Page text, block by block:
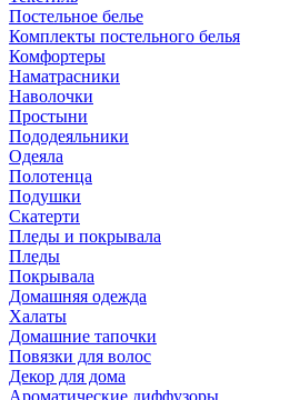
Постельное белье
Комплекты постельного белья
Комфортеры
Наматрасники
Наволочки
Простыни
Пододеяльники
Одеяла
Полотенца
Подушки
Скатерти
Пледы и покрывала
Пледы
Покрывала
Домашняя одежда
Халаты
Домашние тапочки
Повязки для волос
Декор для дома
Ароматические диффузоры